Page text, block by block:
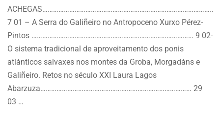
7 01 – A Serra do Galiñeiro no Antropoceno Xurxo Pérez-
Pintos ……………………………………………………………………………… 9 02-
O sistema tradicional de aproveitamento dos ponis
atlánticos salvaxes nos montes da Groba, Morgadáns e
Galiñeiro. Retos no século XXI Laura Lagos
Abarzuza………………………………………………………………………… 29
03 …